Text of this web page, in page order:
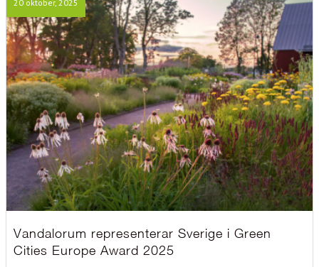
20 oktober, 2025
Vandalorum representerar Sverige i Green
Cities Europe Award 2025